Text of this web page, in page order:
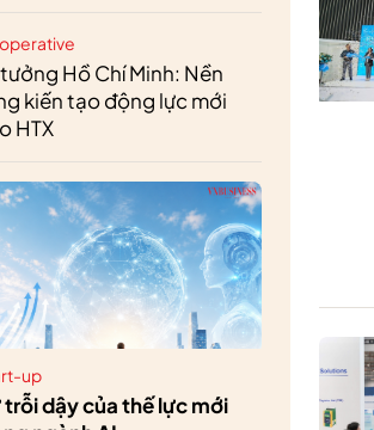
Hồ Chí Minh: Nền
kiến tạo động lực mới
HTX
up
trỗi dậy của thế lực mới